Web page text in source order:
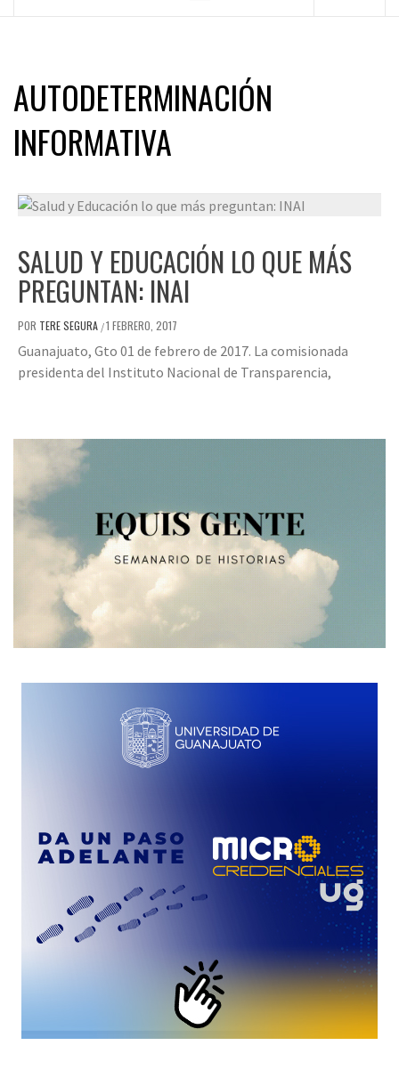
AUTODETERMINACIÓN
INFORMATIVA
SALUD Y EDUCACIÓN LO QUE MÁS
PREGUNTAN: INAI
POR TERE SEGURA /1 FEBRERO, 2017
Guanajuato, Gto 01 de febrero de 2017. La comisionada
presidenta del Instituto Nacional de Transparencia,